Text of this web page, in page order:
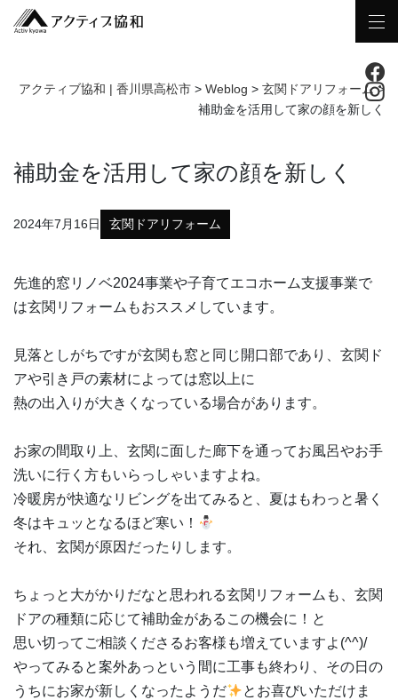
アクティブ協和 | 香川県高松市 > Weblog > 玄関ドアリフォーム>
補助金を活用して家の顔を新しく
補助金を活用して家の顔を新しく
2024年7月16日 玄関ドアリフォーム
先進的窓リノベ2024事業や子育てエコホーム支援事業で
は玄関リフォームもおススメしています。
見落としがちですが玄関も窓と同じ開口部であり、玄関ド
アや引き戸の素材によっては窓以上に
熱の出入りが大きくなっている場合があります。
お家の間取り上、玄関に面した廊下を通ってお風呂やお手
洗いに行く方もいらっしゃいますよね。
冷暖房が快適なリビングを出てみると、夏はもわっと暑く
冬はキュッとなるほど寒い！
それ、玄関が原因だったりします。
ちょっと大がかりだなと思われる玄関リフォームも、玄関
ドアの種類に応じて補助金があるこの機会に！と
思い切ってご相談くださるお客様も増えていますよ(^^)/
やってみると案外あっという間に工事も終わり、その日の
うちにお家が新しくなったようだ
とお喜びいただけま